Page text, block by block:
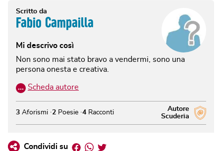
Scritto da
Fabio Campailla
Mi descrivo così
Non sono mai stato bravo a vendermi, sono una
persona onesta e creativa.
… Scheda autore
Autore
Scuderia
3 Aforismi 2 Poesie 4 Racconti
Condividi su Facebook
Whatsapp
Twitter